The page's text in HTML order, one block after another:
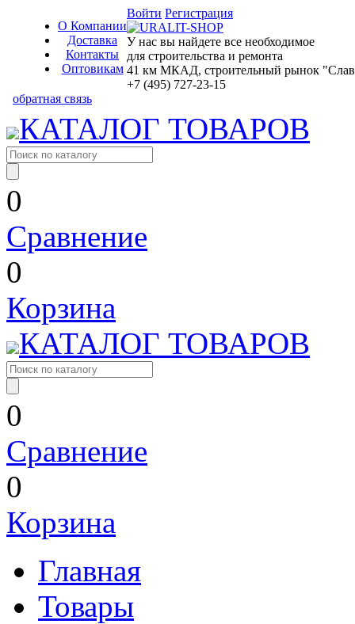
О Компании
Доставка
Контакты
Оптовикам
Войти Регистрация
У нас вы найдете все необходимое
для строительства и ремонта
41 км МКАД, строительный рынок
+7 (495) 727-23-15
обратная связь
КАТАЛОГ ТОВАРОВ
0
Сравнение
0
Корзина
КАТАЛОГ ТОВАРОВ
0
Сравнение
0
Корзина
Главная
Товары